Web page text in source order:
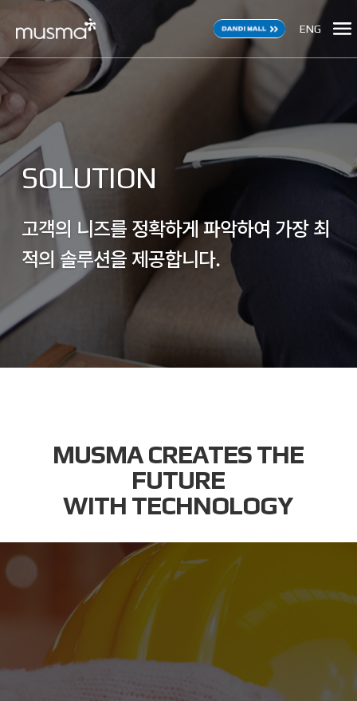
ENG
SOLUTION
고객의 니즈를 정확하게 파악하여 가장 최
적의 솔루션을 제공합니다.
MUSMA CREATES THE
FUTURE
WITH TECHNOLOGY